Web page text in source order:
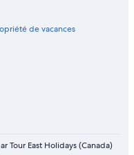
de vacances
Tour East Holidays (Canada)